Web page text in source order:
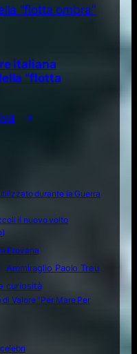
italiana
“flotta
→
durante la Guerra
il nuovo volto
Provana
Ammiraglio Paolo Treu
curiosità
Valore "Per Mare Per